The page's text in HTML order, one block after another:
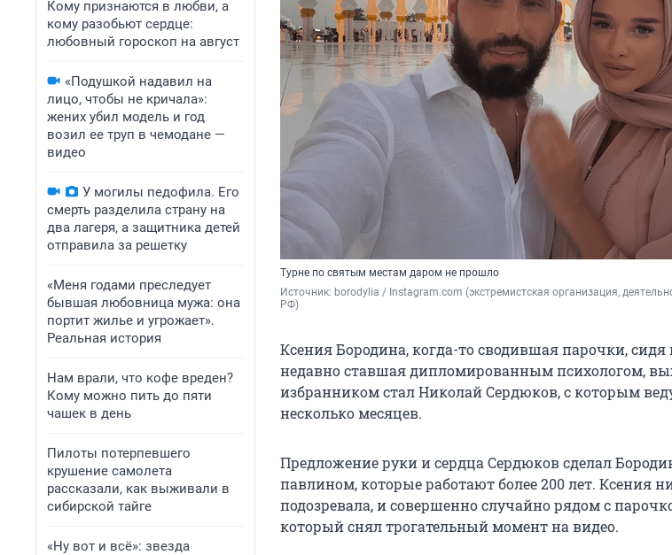
Кому признаются в любви, а
кому разобьют сердце:
любовный гороскоп на август
«Подушкой надавил на
лицо, чтобы не кричала»:
жених убил модель и год
возил ее труп в чемодане —
видео
У могилы педофила. Его
смерть разделила страну на
два лагеря, а защитника детей
отправила за решетку
«Меня годами преследует
бывшая любовница мужа: она
портит жилье и угрожает».
Реальная история
Нам врали, что кофе вреден?
Кому можно пить до пяти
чашек в день
Пилоты потерпевшего
крушение самолета
рассказали, как выживали в
сибирской тайге
«Ну вот и всё»: звезда
Турне по святым местам даром не прошло
Источник: borodylia / Instagram.com (экстремистская организация,
РФ)
Ксения Бородина, когда-то сводившая парочки, сидя
недавно ставшая дипломированным психологом,
избранником стал Николай Сердюков, с которым
несколько месяцев.
Предложение руки и сердца Сердюков сделал
павлином, которые работают более 200 лет. Ксения
подозревала, и совершенно случайно рядом с
который снял трогательный момент на видео.